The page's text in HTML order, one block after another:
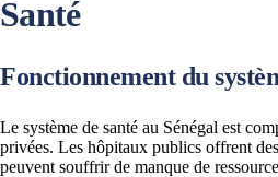
Santé
Fonctionnement du
Le système de santé au Sénégal est
privées. Les hôpitaux publics offrent
peuvent souffrir de manque de